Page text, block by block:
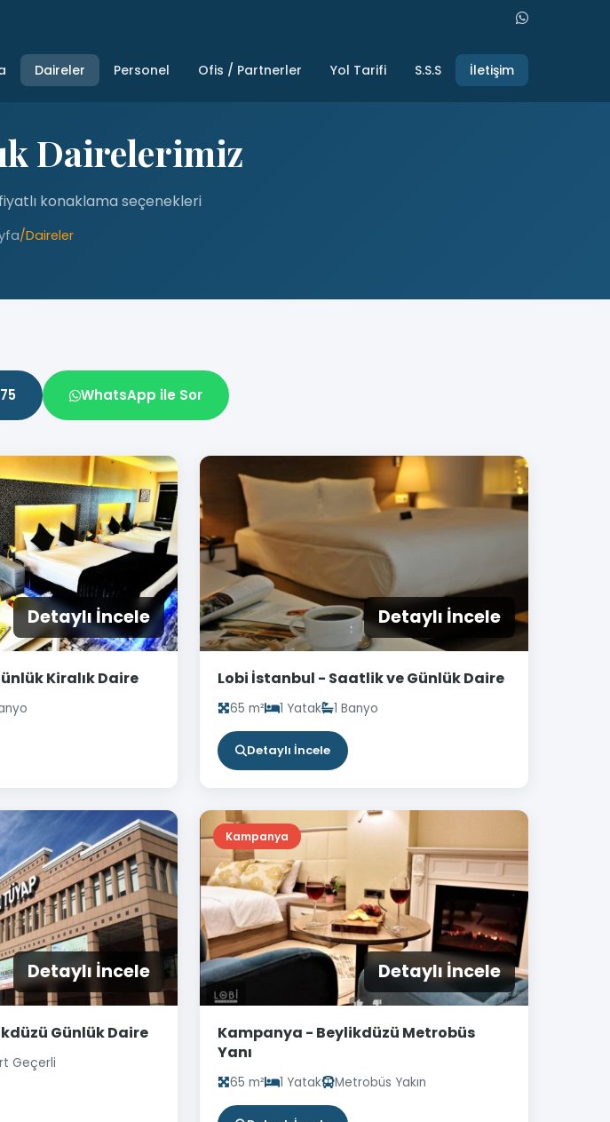
Daireler Personel Ofis / Partnerler Yol Tarifi S.S.S İletişim
Dairelerimiz
konaklama seçenekleri
/Daireler
WhatsApp ile Sor
Detaylı İncele
Kiralık Daire
Detaylı İncele
Lobi İstanbul - Saatlik ve Günlük Daire
65 m² 1 Yatak 1 Banyo
Detaylı İncele
Detaylı İncele
Günlük Daire
Geçerli
Kampanya
Detaylı İncele
Kampanya - Beylikdüzü Metrobüs
Yanı
65 m² 1 Yatak Metrobüs Yakın